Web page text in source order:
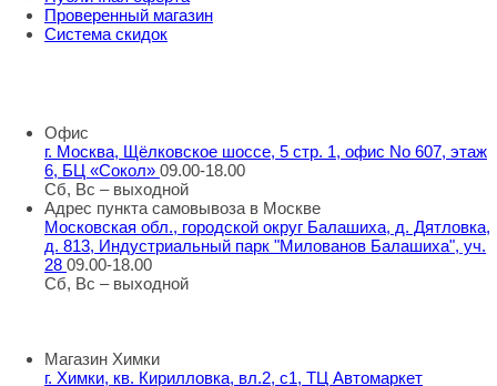
Проверенный магазин
Система скидок
Офис
г. Москва, Щёлковское шоссе, 5 стр. 1, офис No 607, этаж
6, БЦ «Сокол» 09.00-18.00
Сб, Вс – выходной
Адрес пункта самовывоза в Москве
Московская обл., городской округ Балашиха, д. Дятловка,
д. 813, Индустриальный парк "Милованов Балашиха", уч.
28 09.00-18.00
Сб, Вс – выходной
Магазин Химки
г. Химки, кв. Кирилловка, вл.2, с1, ТЦ Автомаркет